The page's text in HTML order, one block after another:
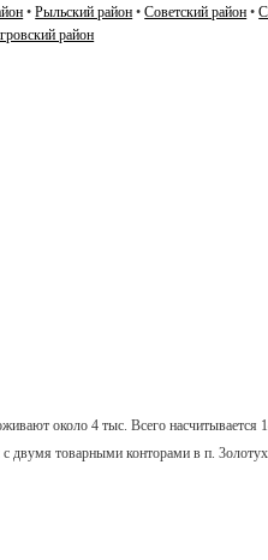
•Рыльский район •Советский район •
район
около 4 тыс. Всего насчитывается
двумя товарными конторами в п.